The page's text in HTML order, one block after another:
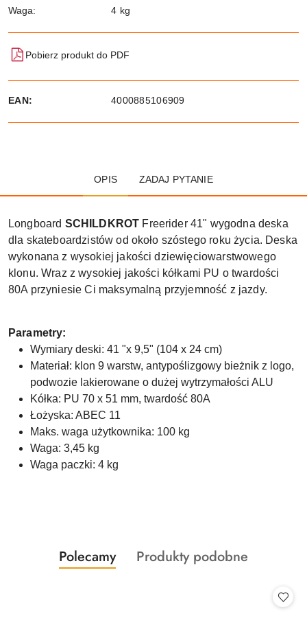
Waga: 4 kg
Pobierz produkt do PDF
EAN: 4000885106909
OPIS ZADAJ PYTANIE
Longboard SCHILDKROT Freerider 41" wygodna deska
dla skateboardzistów od około szóstego roku życia. Deska
wykonana z wysokiej jakości dziewięciowarstwowego
klonu. Wraz z wysokiej jakości kółkami PU o twardości
80A przyniesie Ci maksymalną przyjemność z jazdy.
Parametry:
Wymiary deski: 41 "x 9,5" (104 x 24 cm)
Materiał: klon 9 warstw, antypoślizgowy bieżnik z logo,
podwozie lakierowane o dużej wytrzymałości ALU
Kółka: PU 70 x 51 mm, twardość 80A
Łożyska: ABEC 11
Maks. waga użytkownika: 100 kg
Waga: 3,45 kg
Waga paczki: 4 kg
Pomiń karuzelę produktów
Produkty
o
Polecamy
Produkty
Produkty podobne